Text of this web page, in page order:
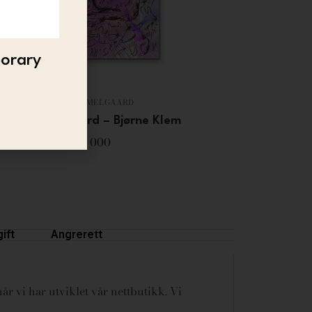
BJARNE MELGAARD
Bjarne Melgaard – Bjørne Klem
15 000
Angrerett
vi har utviklet vår nettbutikk. Vi